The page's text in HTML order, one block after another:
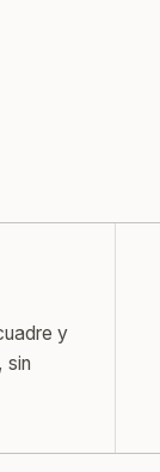
y
sin